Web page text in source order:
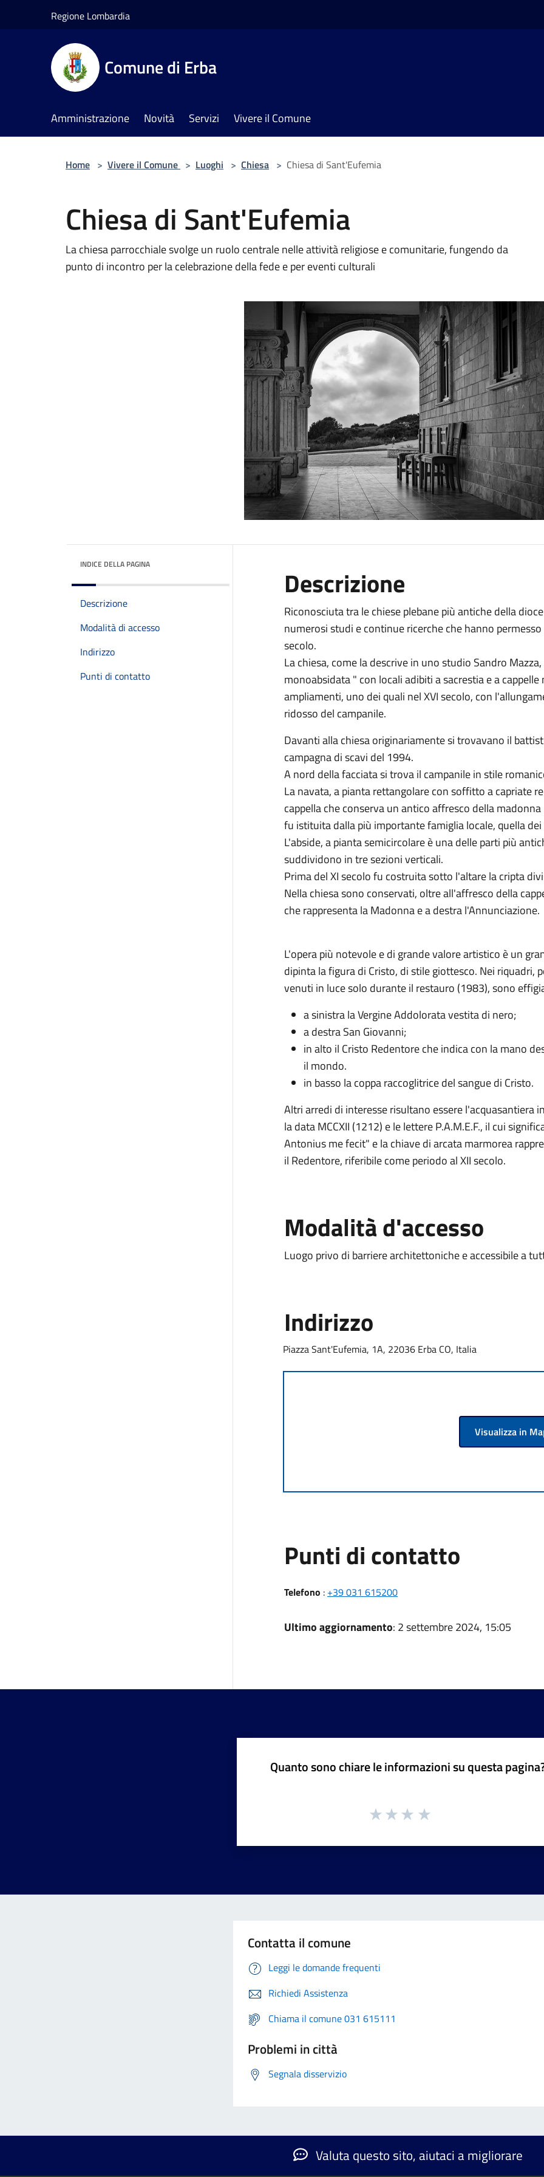
Regione Lombardia
Comune di Erba
Amministrazione Novità Servizi Vivere il Comune
Home > Vivere il Comune > Luoghi > Chiesa > Chiesa di Sant'Eufemia
Chiesa di Sant'Eufemia
La chiesa parrocchiale svolge un ruolo centrale nelle attività religiose e comunitarie, fungendo da
punto di incontro per la celebrazione della fede e per eventi culturali
INDICE DELLA PAGINA
Descrizione
Modalità di accesso
Indirizzo
Punti di contatto
Descrizione
Riconosciuta tra le chiese plebane più antiche della
numerosi studi e continue ricerche che hanno
secolo.
La chiesa, come la descrive in uno studio Sandro
monoabsidata " con locali adibiti a sacrestia e a
ampliamenti, uno dei quali nel XVI secolo, con
ridosso del campanile.
Davanti alla chiesa originariamente si trovavano il
campagna di scavi del 1994.
A nord della facciata si trova il campanile in stile
La navata, a pianta rettangolare con soffitto a capriate
cappella che conserva un antico affresco della
fu istituita dalla più importante famiglia locale, quella
L'abside, a pianta semicircolare è una delle parti più
suddividono in tre sezioni verticali.
Prima del XI secolo fu costruita sotto l'altare la cripta
Nella chiesa sono conservati, oltre all'affresco della
che rappresenta la Madonna e a destra l'Annunciazione.
L'opera più notevole e di grande valore artistico è un
dipinta la figura di Cristo, di stile giottesco. Nei riquadri,
venuti in luce solo durante il restauro (1983), sono
a sinistra la Vergine Addolorata vestita di nero;
a destra San Giovanni;
in alto il Cristo Redentore che indica con la mano
il mondo.
in basso la coppa raccoglitrice del sangue di Cristo.
Altri arredi di interesse risultano essere l'acquasantiera
la data MCCXII (1212) e le lettere P.A.M.E.F., il cui
Antonius me fecit" e la chiave di arcata marmorea
il Redentore, riferibile come periodo al XII secolo.
Modalità d'accesso
Luogo privo di barriere architettoniche e accessibile a
Indirizzo
Piazza Sant'Eufemia, 1A, 22036 Erba CO, Italia
Visualizza in
Punti di contatto
Telefono : +39 031 615200
Ultimo aggiornamento: 2 settembre 2024, 15:05
Quanto sono chiare le informazioni su questa
Contatta il comune
Leggi le domande frequenti
Richiedi Assistenza
Chiama il comune 031 615111
Problemi in città
Segnala disservizio
Valuta questo sito, aiutaci a migliorare